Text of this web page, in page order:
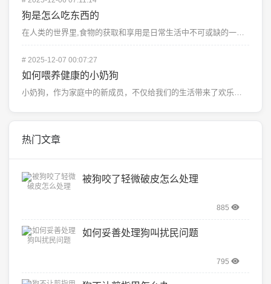
狗是怎么吃东西的
在人类的世界里,食物的获取和享用是日常生活中不可或缺的一部分，而在这个星球上，有一种动物，它们以独特...
# 2025-12-07 00:07:27
如何喂养健康的小奶狗
小奶狗，作为家庭中的新成员，不仅给我们的生活带来了欢乐，也承载着我们对它们健康成长的期待，由于小奶狗...
热门文章
被狗咬了轻微破皮怎么处理
885
如何妥善处理狗叫扰民问题
795